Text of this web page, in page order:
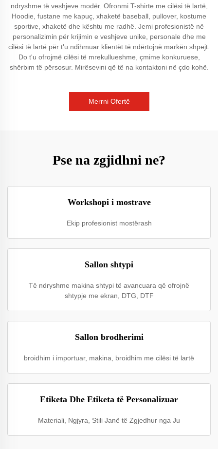
ndryshme të veshjeve modër. Ofronmi T-shirte me cilësi të lartë,
Hoodie, fustane me kapuç, xhaketë baseball, pullover, kostume
sportive, xhaketë dhe kështu me radhë. Jemi profesionistë në
personalizimin për krijimin e veshjeve unike, personale dhe me
cilësi të lartë për t'u ndihmuar klientët të ndërtojnë markën shpejt.
Do t'u ofrojmë cilësi të mrekullueshme, çmime konkuruese,
shërbim të përsosur. Mirësevini që të na kontaktoni në çdo kohë.
Merrni Ofertë
Pse na zgjidhni ne?
Workshopi i mostrave
Ekip profesionist mostërash
Sallon shtypi
Të ndryshme makina shtypi të avancuara që ofrojnë
shtypje me ekran, DTG, DTF
Sallon brodherimi
broidhim i importuar, makina, broidhim me cilësi të lartë
Etiketa Dhe Etiketa të Personalizuar
Materiali, Ngjyra, Stili Janë të Zgjedhur nga Ju